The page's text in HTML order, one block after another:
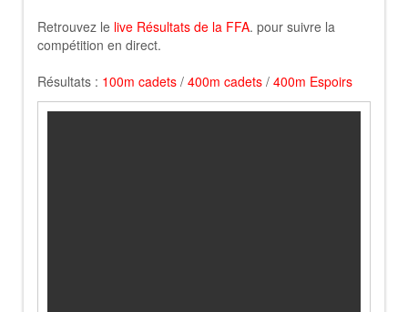
Retrouvez le live Résultats de la FFA. pour suivre la
compétition en direct.
Résultats : 100m cadets / 400m cadets / 400m Espoirs